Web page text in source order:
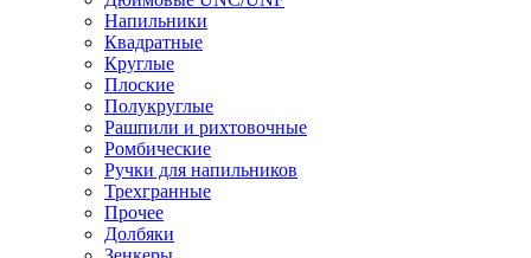
Напильники
Квадратные
Круглые
Плоские
Полукруглые
Рашпили и рихтовочные
Ромбические
Ручки для напильников
Трехгранные
Прочее
Долбяки